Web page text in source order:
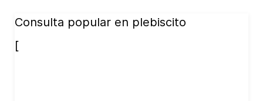
Consulta popular en plebiscito
[